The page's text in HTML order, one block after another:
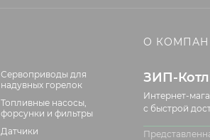
Сервоприводы для
надувных горелок
Топливные насосы,
форсунки и фильтры
Датчики
О
ЗИП-
Интернет-
с быстрой